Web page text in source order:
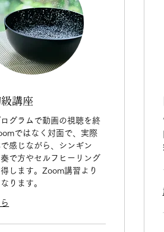
講座
グラムで動画の視聴を終
ではなく対面で、実際
感じながら、シンギン
で方やセルフヒーリング
します。Zoom講習より
ります。